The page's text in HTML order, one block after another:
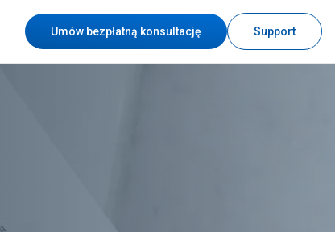
Umów bezpłatną konsultację Support